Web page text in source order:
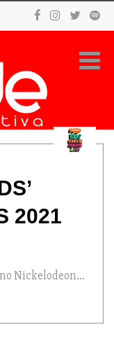
2021
Nickelodeon...